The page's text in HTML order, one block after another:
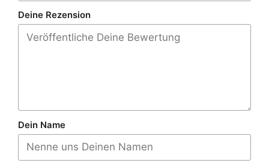
Deine Rezension
Dein Name